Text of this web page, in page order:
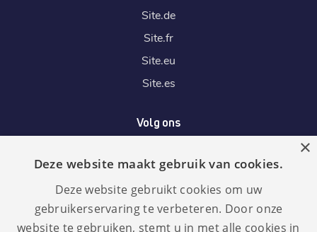
Site.de
Site.fr
Site.eu
Site.es
Volg ons
Wij accepteren
×
Deze website maakt gebruik van cookies.
Deze website gebruikt cookies om uw
gebruikerservaring te verbeteren. Door onze
website te gebruiken, stemt u in met alle cookies in